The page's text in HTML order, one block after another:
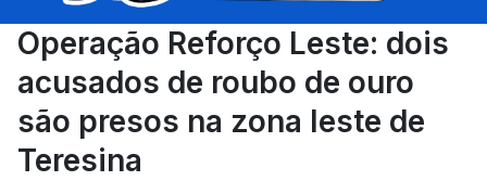
Operação Reforço Leste: dois
acusados de roubo de ouro
são presos na zona leste de
Teresina